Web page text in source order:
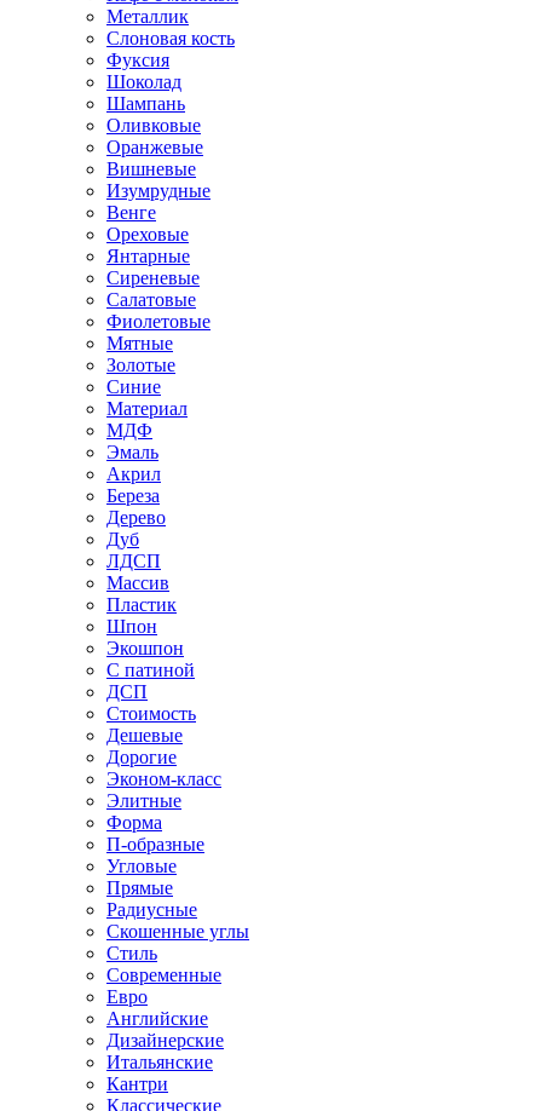
Металлик
Слоновая кость
Фуксия
Шоколад
Шампань
Оливковые
Оранжевые
Вишневые
Изумрудные
Венге
Ореховые
Янтарные
Сиреневые
Салатовые
Фиолетовые
Мятные
Золотые
Синие
Материал
МДФ
Эмаль
Акрил
Береза
Дерево
Дуб
ЛДСП
Массив
Пластик
Шпон
Экошпон
С патиной
ДСП
Стоимость
Дешевые
Дорогие
Эконом-класс
Элитные
Форма
П-образные
Угловые
Прямые
Радиусные
Скошенные углы
Стиль
Современные
Евро
Английские
Дизайнерские
Итальянские
Кантри
Классические